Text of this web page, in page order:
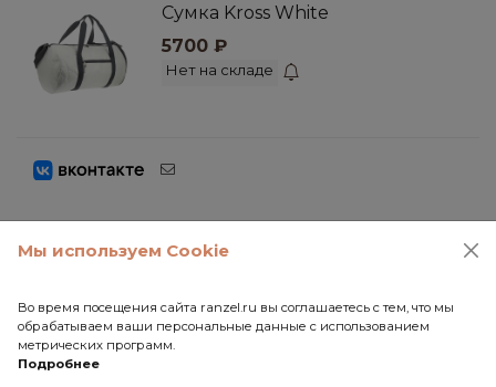
Cумка Kross White
5700 ₽
Нет на складе
Будьте в курсе событий мира Ranzel! Новые модели,
эксклюзивные предложения, акции и скидки.
Мы используем Cookie
Во время посещения сайта ranzel.ru вы соглашаетесь с тем, что мы
обрабатываем ваши персональные данные с использованием
метрических программ.
Подробнее